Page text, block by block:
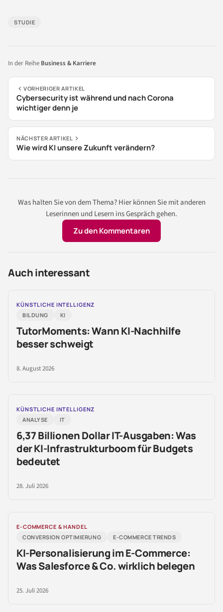
STUDIE
In der Reihe Business & Karriere
VORHERIGER ARTIKEL
Cybersecurity ist während und nach Corona
wichtiger denn je
NÄCHSTER ARTIKEL
Wie wird KI unsere Zukunft verändern?
Was halten Sie von dem Thema? Hier können Sie mit anderen
Leserinnen und Lesern ins Gespräch gehen.
Zu den Kommentaren
Auch interessant
KÜNSTLICHE INTELLIGENZ
BILDUNG
KI
TutorMoments: Wann KI-Nachhilfe
besser schweigt
8. August 2026
KÜNSTLICHE INTELLIGENZ
ANALYSE
IT
6,37 Billionen Dollar IT-Ausgaben: Was
der KI-Infrastrukturboom für Budgets
bedeutet
28. Juli 2026
E-COMMERCE & HANDEL
CONVERSION OPTIMIERUNG
E-COMMERCE TRENDS
KI-Personalisierung im E-Commerce:
Was Salesforce & Co. wirklich belegen
25. Juli 2026